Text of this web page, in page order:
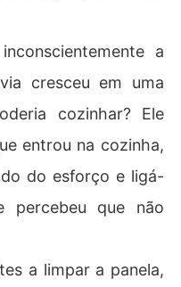
a
cresceu em uma
cozinhar? Ele
entrou na cozinha,
do esforço e ligá-
que não
a limpar a panela,